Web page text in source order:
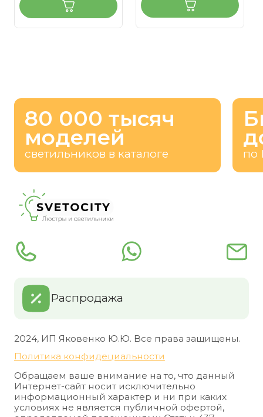
80 000 тысяч
моделей
светильников в каталоге по
Распродажа
2024, ИП Яковенко Ю.Ю. Все права защищены.
Политика конфидециальности
Обращаем ваше внимание на то, что данный
Интернет-сайт носит исключительно
информационный характер и ни при каких
условиях не является публичной офертой,